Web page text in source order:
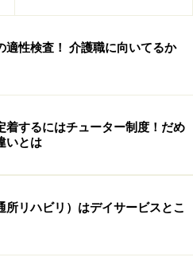
者人口の増加やニーズの多様
象者数は、特定の事業所や病
かに超えてくるため、地域
流れに変わっていきます。
らかに予測される変化があ
迎える
齢者・重度者が増える
域住民などの連携で支える仕
適性検査！ 介護職に向いてるか
着するにはチューター制度！だめ
いとは
所リハビリ）はデイサービスとこ